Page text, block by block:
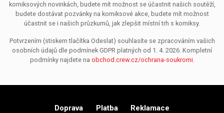
komiksových novinkách, budete mít možnost se účastnit našich soutěží,
budete dostávat pozvánky na komiksové akce, budete mít možnost
účastnit se i našich průzkumů, jak zlepšit místní trh s komiksy.
Potvrzením (stiskem tlačítka Odeslat) souhlasíte se zpracováním vašich
osobních údajů dle podmínek GDPR platných od 1. 4. 2026. Kompletní
podmínky najdete na obchod.crew.cz/ochrana-soukromi.
Doprava Platba
Reklamace